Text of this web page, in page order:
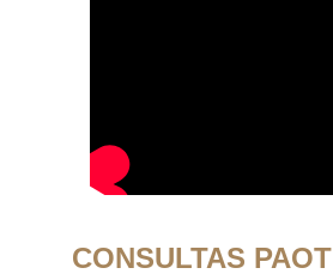
CONSULTAS PAOT